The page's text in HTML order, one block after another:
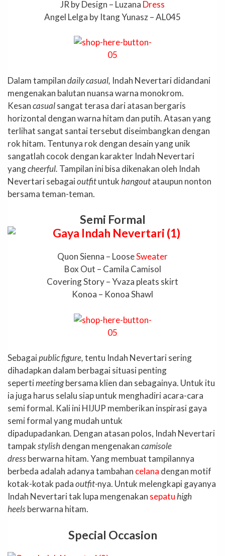
JR by Design – Luzana Dress
Angel Lelga by Itang Yunasz – AL045
Dalam tampilandaily casual, Indah Nevertari didandani
mengenakan balutan nuansa warna monokrom.
Kesancasualsangat terasa dari atasan bergaris
horizontal dengan warna hitam dan putih. Atasan yang
terlihat sangat santai tersebut diseimbangkan dengan
rok hitam. Tentunya rok dengan desain yang unik
sangatlah cocok dengan karakter Indah Nevertari
yangcheerful. Tampilan ini bisa dikenakan oleh Indah
Nevertari sebagaioutfituntukhangoutataupun nonton
bersama teman-teman.
Semi Formal
Quon Sienna – LooseSweater
Box Out – Camila Camisol
Covering Story – Yvaza pleats skirt
Konoa – Konoa Shawl
Sebagaipublic figure,tentu Indah Nevertari sering
dihadapkan dalam berbagai situasi penting
sepertimeetingbersama klien dan sebagainya. Untuk itu
ia juga harus selalu siap untuk menghadiri acara-cara
semi formal. Kali ini HIJUP memberikan inspirasi gaya
semi formal yang mudah untuk
dipadupadankan. Dengan atasan polos, Indah Nevertari
tampakstylishdengan mengenakancamisole
dressberwarna hitam. Yang membuat tampilannya
berbeda adalah adanya tambahan celana dengan motif
kotak-kotak padaoutfit-nya. Untuk melengkapi gayanya
Indah Nevertari tak lupa mengenakan sepatuhigh
heelsberwarna hitam.
Special Occasion